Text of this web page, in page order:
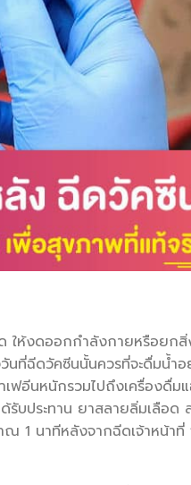
ให้งดออกกำลังกายหรือยก
นที่ฉีดวัคซีนนั้นควรที่จะดื่มน้ำ
เฟอีนหนักรวมไปถึงเครื่องดื่
รับประทาน ยาสลายลิ่มเลือด
ณ 1 นาทีหลังจากฉีดเจ้าหน้า